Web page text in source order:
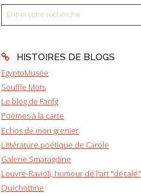
HISTOIRES DE BLOGS
EgyptoMusée
Souffle Mots
Le blog de Fanfg
Poèmes à la carte
Echos de mon grenier
Littérature poétique de Carole
Galerie Smaragdine
Louvre-Ravioli, humour de l'art "décalé"
Quichottine